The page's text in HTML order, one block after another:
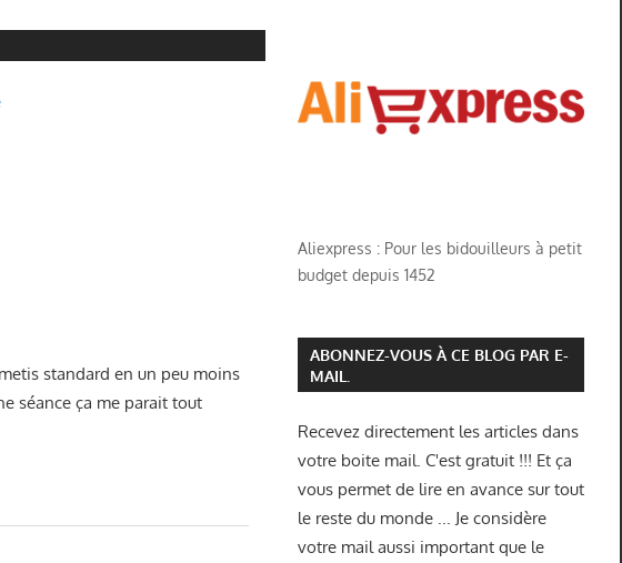
standard en un peu moins
séance ça me parait tout
Aliexpress : Pour les bidouilleurs à petit
budget depuis 1452
ABONNEZ-VOUS À CE BLOG PAR E-
MAIL.
Recevez directement les articles dans
votre boite mail. C'est gratuit !!! Et ça
vous permet de lire en avance sur tout
le reste du monde ... Je considère
votre mail aussi important que le